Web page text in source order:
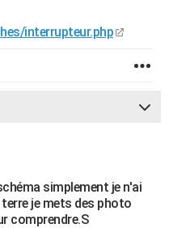
interrupteur.php
simplement je n'ai
je mets des photo
comprendre.S